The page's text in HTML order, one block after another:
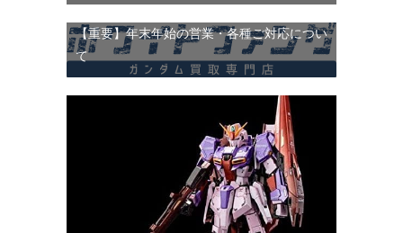
【重要】年末年始の営業・各種ご対応につい
て